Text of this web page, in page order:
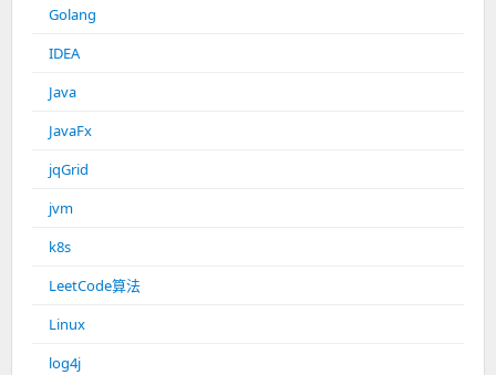
Golang
IDEA
Java
JavaFx
jqGrid
jvm
k8s
LeetCode算法
Linux
log4j